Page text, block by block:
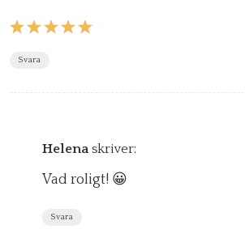
Svara
Helena skriver:
Vad roligt! 😀
Svara